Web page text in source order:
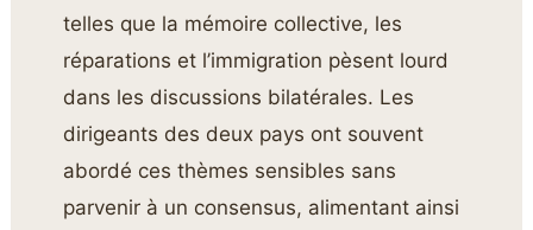
telles que la mémoire collective, les
réparations et l’immigration pèsent lourd
dans les discussions bilatérales. Les
dirigeants des deux pays ont souvent
abordé ces thèmes sensibles sans
parvenir à un consensus, alimentant ainsi